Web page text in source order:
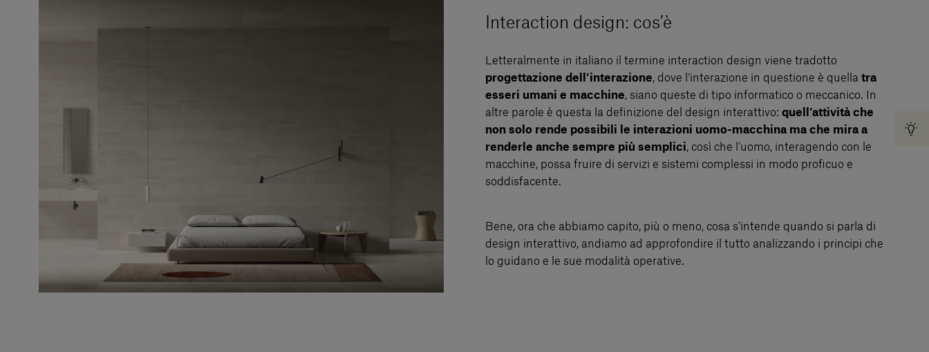
Interaction design: cos’è
Letteralmente in italiano il termine interaction design viene tradotto
progettazione dell’interazione, dove l’interazione in questione è quella tra
esseri umani e macchine, siano queste di tipo informatico o meccanico. In
altre parole è questa la definizione del design interattivo: quell’attività che
non solo rende possibili le interazioni uomo-macchina ma che mira a
renderle anche sempre più semplici, così che l’uomo, interagendo con le
macchine, possa fruire di servizi e sistemi complessi in modo proficuo e
soddisfacente.
Bene, ora che abbiamo capito, più o meno, cosa s’intende quando si parla di
design interattivo, andiamo ad approfondire il tutto analizzando i principi che
lo guidano e le sue modalità operative.